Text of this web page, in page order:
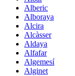
Alberic
Alboraya
Alcira
Alcàsser
Aldaya
Alfafar
Algemesí
Alginet